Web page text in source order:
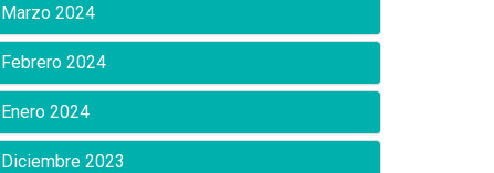
Marzo 2024
Febrero 2024
Enero 2024
Diciembre 2023